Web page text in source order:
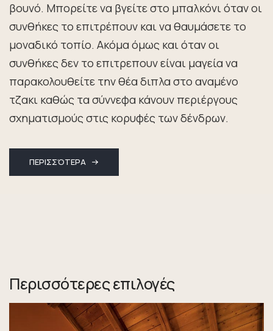
βουνό. Μπορείτε να βγείτε στο μπαλκόνι όταν οι
συνθήκες το επιτρέπουν και να θαυμάσετε το
μοναδικό τοπίο. Ακόμα όμως και όταν οι
συνθήκες δεν το επιτρεπουν είναι μαγεία να
παρακολουθείτε την θέα διπλα στο αναμένο
τζακι καθώς τα σύννεφα κάνουν περιέργους
σχηματισμούς στις κορυφές των δένδρων.
ΠΕΡΙΣΣΌΤΕΡΑ
Περισσότερες επιλογές